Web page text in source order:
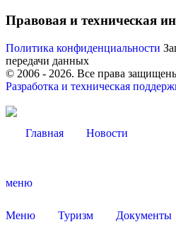
Правовая и техническая
Политика конфиденциальности
передачи данных
© 2006 - 2026. Все права
Разработка и техническая
Главная Новости
меню
Меню Туризм Документы
Туризм